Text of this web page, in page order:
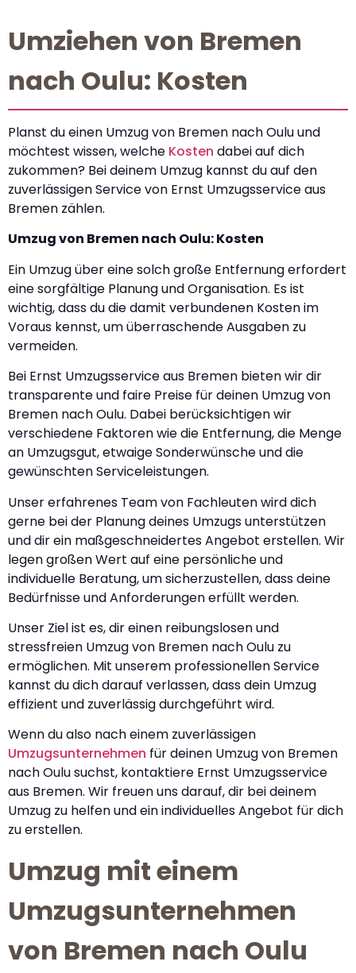
Umziehen von Bremen
nach Oulu: Kosten
Planst du einen Umzug von Bremen nach Oulu und
möchtest wissen, welche Kosten dabei auf dich
zukommen? Bei deinem Umzug kannst du auf den
zuverlässigen Service von Ernst Umzugsservice aus
Bremen zählen.
Umzug von Bremen nach Oulu: Kosten
Ein Umzug über eine solch große Entfernung erfordert
eine sorgfältige Planung und Organisation. Es ist
wichtig, dass du die damit verbundenen Kosten im
Voraus kennst, um überraschende Ausgaben zu
vermeiden.
Bei Ernst Umzugsservice aus Bremen bieten wir dir
transparente und faire Preise für deinen Umzug von
Bremen nach Oulu. Dabei berücksichtigen wir
verschiedene Faktoren wie die Entfernung, die Menge
an Umzugsgut, etwaige Sonderwünsche und die
gewünschten Serviceleistungen.
Unser erfahrenes Team von Fachleuten wird dich
gerne bei der Planung deines Umzugs unterstützen
und dir ein maßgeschneidertes Angebot erstellen. Wir
legen großen Wert auf eine persönliche und
individuelle Beratung, um sicherzustellen, dass deine
Bedürfnisse und Anforderungen erfüllt werden.
Unser Ziel ist es, dir einen reibungslosen und
stressfreien Umzug von Bremen nach Oulu zu
ermöglichen. Mit unserem professionellen Service
kannst du dich darauf verlassen, dass dein Umzug
effizient und zuverlässig durchgeführt wird.
Wenn du also nach einem zuverlässigen
Umzugsunternehmen für deinen Umzug von Bremen
nach Oulu suchst, kontaktiere Ernst Umzugsservice
aus Bremen. Wir freuen uns darauf, dir bei deinem
Umzug zu helfen und ein individuelles Angebot für dich
zu erstellen.
Umzug mit einem
Umzugsunternehmen
von Bremen nach Oulu